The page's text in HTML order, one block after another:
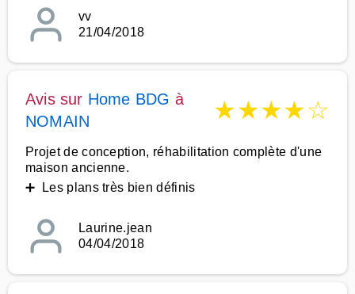
vv
21/04/2018
Avis sur Home BDG à
NOMAIN
★★★★☆
Projet de conception, réhabilitation complète d'une
maison ancienne.
➕ Les plans très bien définis
Laurine.jean
04/04/2018